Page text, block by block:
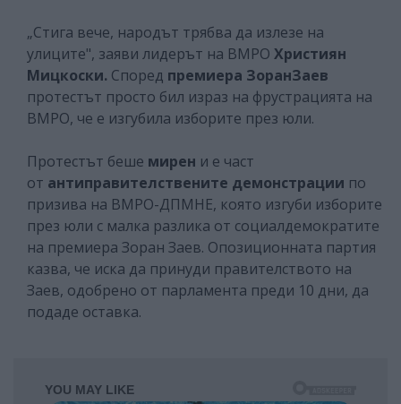
„Стига вече, народът трябва да излезе на
улиците", заяви лидерът на ВМРО Християн
Мицкоски. Според премиера ЗоранЗаев
протестът просто бил израз на фрустрацията на
ВМРО, че е изгубила изборите през юли.
Протестът беше мирен и е част
от антиправителствените демонстрации по
призива на ВМРО-ДПМНЕ, която изгуби изборите
през юли с малка разлика от социалдемократите
на премиера Зоран Заев. Опозиционната партия
казва, че иска да принуди правителството на
Заев, одобрено от парламента преди 10 дни, да
подаде оставка.